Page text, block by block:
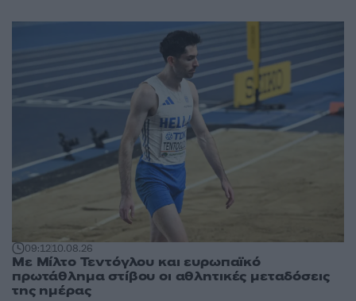
09:1210.08.26
Με Μίλτο Τεντόγλου και ευρωπαϊκό
πρωτάθλημα στίβου οι αθλητικές μεταδόσεις
της ημέρας